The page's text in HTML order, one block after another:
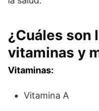
¿Cuáles son
vitaminas y
Vitaminas:
Vitamina A